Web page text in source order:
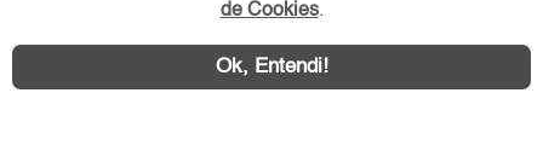
de Cookies.
Ok, Entendi!